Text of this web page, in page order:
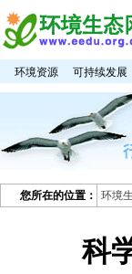
环境资源 可持续发展
您所在的位置： 环境
科